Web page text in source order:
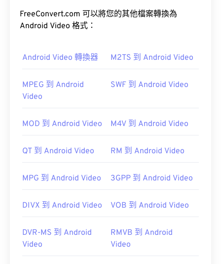
MTS 是攝影機和藍光光碟的標準常用檔案類型。因
Cut Pro
VLC 媒體播放器
有時 MTS 檔案體積較大，難以管理和儲存。要減小
可。
開發者： Panasonic和
Sony
FreeConvert.com 可以將您的其他檔案轉換為
Android Video 格式：
Android Video 轉換器 M2TS 到 Android Video
MPEG 到 Android
Video
SWF 到 Android Video
MOD 到 Android Video M4V 到 Android Video
QT 到 Android Video RM 到 Android Video
MPG 到 Android Video 3GPP 到 Android Video
DIVX 到 Android Video VOB 到 Android Video
DVR-MS 到 Android
Video
RMVB 到 Android
Video